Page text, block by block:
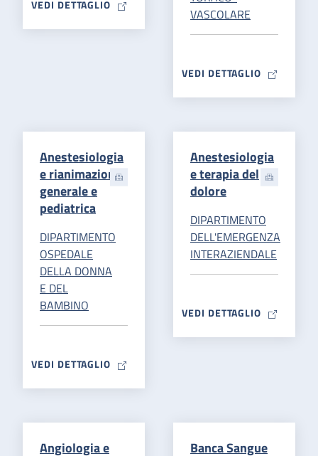
VEDI DETTAGLIO MAP ICON
VASCOLARE
VEDI DETTAGLIO MAP ICON
Anestesiologia
e rianimazione
generale e
pediatrica
DIPARTIMENTO
OSPEDALE
DELLA DONNA
E DEL
BAMBINO
VEDI DETTAGLIO MAP ICON
Anestesiologia
e terapia del
dolore
DIPARTIMENTO
DELL'EMERGENZA
INTERAZIENDALE
VEDI DETTAGLIO MAP ICON
Angiologia e
Banca Sangue